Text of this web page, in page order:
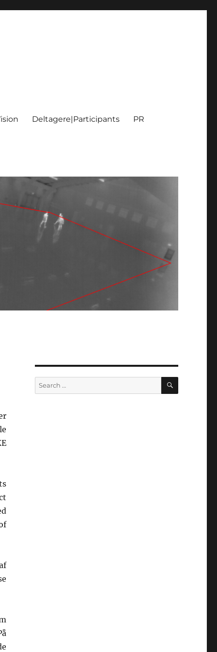
Deltagere|Participants PR
Search
for:
SEARCH